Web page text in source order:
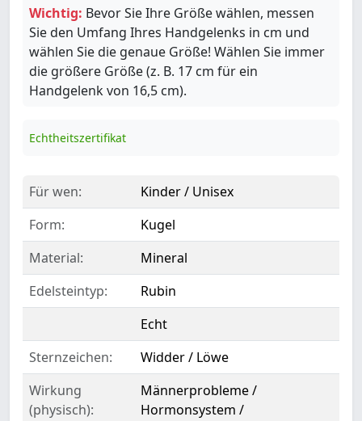
Wichtig: Bevor Sie Ihre Größe wählen, messen
Sie den Umfang Ihres Handgelenks in cm und
wählen Sie die genaue Größe! Wählen Sie immer
die größere Größe (z. B. 17 cm für ein
Handgelenk von 16,5 cm).
Echtheitszertifikat
Für wen:
Kinder / Unisex
Form:
Kugel
Material:
Mineral
Edelsteintyp:
Rubin
Echt
Sternzeichen:
Widder / Löwe
Wirkung
(physisch):
Männerprobleme /
Hormonsystem /